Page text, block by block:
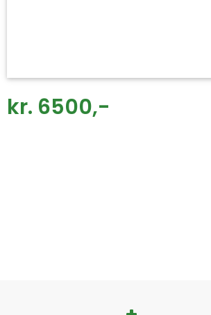
kr. 6500,-